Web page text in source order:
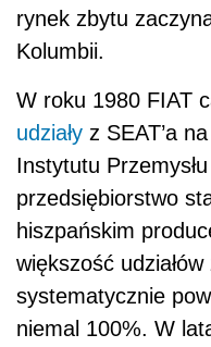
rynek zbytu
Kolumbii.
W roku 1980 FIAT
udziały z SEAT’a
Instytutu
przedsiębiorstwo
hiszpańskim
większość udziałów
systematycznie
niemal 100%. W